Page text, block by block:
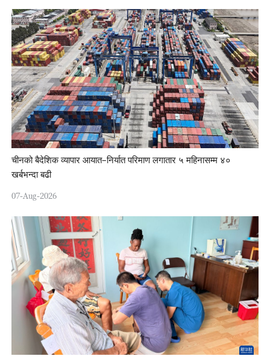
चीनको बैदेशिक व्यापार आयात–निर्यात परिमाण लगातार ५ महिनासम्म ४०
खर्बभन्दा बढी
07-Aug-2026